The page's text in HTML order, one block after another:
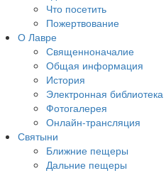
Что посетить
Пожертвование
О Лавре
Священноначалие
Общая информация
История
Электронная библиотека
Фотогалерея
Онлайн-трансляция
Святыни
Ближние пещеры
Дальние пещеры